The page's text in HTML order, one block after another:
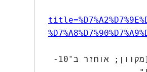
   note = "[מקוון; אוחזר ב־10-